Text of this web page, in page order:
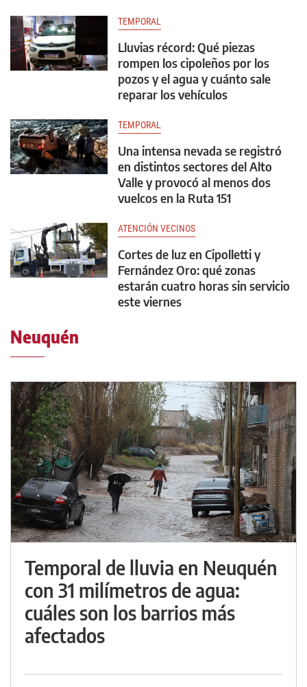
TEMPORAL
Lluvias récord: Qué piezas
rompen los cipoleños por los
pozos y el agua y cuánto sale
reparar los vehículos
TEMPORAL
Una intensa nevada se registró
en distintos sectores del Alto
Valle y provocó al menos dos
vuelcos en la Ruta 151
ATENCIÓN VECINOS
Cortes de luz en Cipolletti y
Fernández Oro: qué zonas
estarán cuatro horas sin servicio
este viernes
Neuquén
Temporal de lluvia en Neuquén
con 31 milímetros de agua:
cuáles son los barrios más
afectados